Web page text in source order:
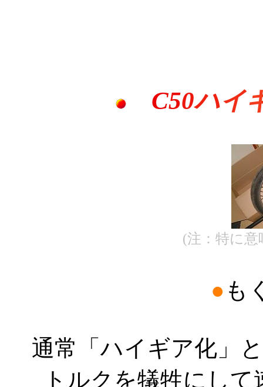
C50ハイ
(注：特に
● も
通常「ハイギア化」
トルクを犠牲にし